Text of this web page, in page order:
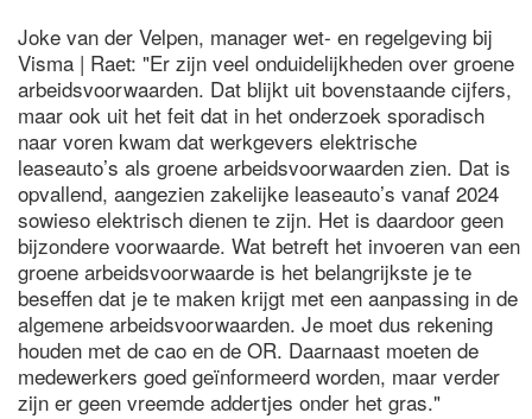
Joke van der Velpen, manager wet- en regelgeving bij
Visma | Raet: "Er zijn veel onduidelijkheden over groene
arbeidsvoorwaarden. Dat blijkt uit bovenstaande cijfers,
maar ook uit het feit dat in het onderzoek sporadisch
naar voren kwam dat werkgevers elektrische
leaseauto’s als groene arbeidsvoorwaarden zien. Dat is
opvallend, aangezien zakelijke leaseauto’s vanaf 2024
sowieso elektrisch dienen te zijn. Het is daardoor geen
bijzondere voorwaarde. Wat betreft het invoeren van een
groene arbeidsvoorwaarde is het belangrijkste je te
beseffen dat je te maken krijgt met een aanpassing in de
algemene arbeidsvoorwaarden. Je moet dus rekening
houden met de cao en de OR. Daarnaast moeten de
medewerkers goed geïnformeerd worden, maar verder
zijn er geen vreemde addertjes onder het gras."